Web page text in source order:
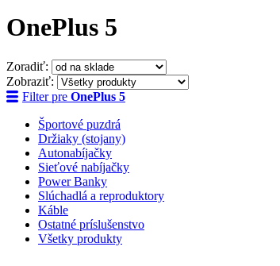
OnePlus 5
Zoradiť:
Zobraziť:
Filter pre OnePlus 5
Športové puzdrá
Držiaky (stojany)
Autonabíjačky
Sieťové nabíjačky
Power Banky
Slúchadlá a reproduktory
Káble
Ostatné príslušenstvo
Všetky produkty